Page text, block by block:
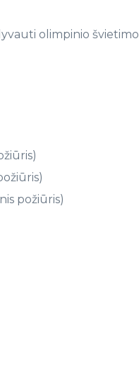
olimpinio švietimo
požiūris)